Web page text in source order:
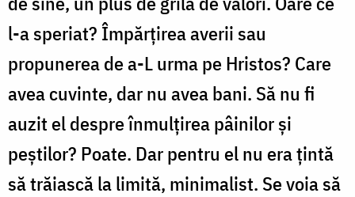
l-a speriat? Împărțirea averii sau
propunerea de a-L urma pe Hristos? Care
avea cuvinte, dar nu avea bani. Să nu fi
auzit el despre înmulțirea pâinilor și
peștilor? Poate. Dar pentru el nu era țintă
să trăiască la limită, minimalist. Se voia să